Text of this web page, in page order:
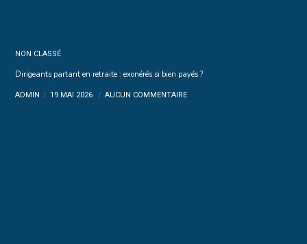
NON CLASSÉ
Dirigeants partant en retraite : exonérés si bien payés ?
ADMIN 19 MAI 2026 AUCUN COMMENTAIRE